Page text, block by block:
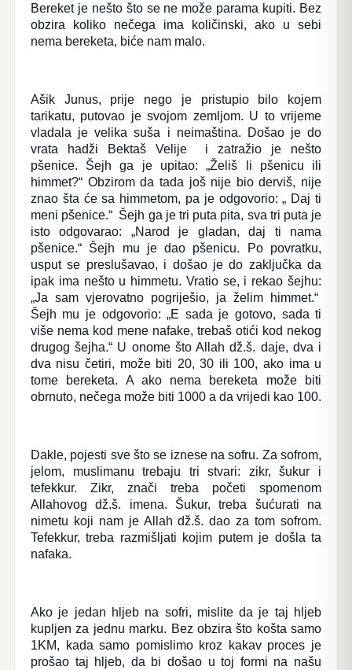
Bereket je nešto što se ne može parama kupiti. Bez
obzira koliko nečega ima količinski, ako u sebi
nema bereketa, biće nam malo.
Ašik Junus, prije nego je pristupio bilo kojem
tarikatu, putovao je svojom zemljom. U to vrijeme
vladala je velika suša i neimaština. Došao je do
vrata hadži Bektaš Velije i zatražio je nešto
pšenice. Šejh ga je upitao: „Želiš li pšenicu ili
himmet?“ Obzirom da tada još nije bio derviš, nije
znao šta će sa himmetom, pa je odgovorio: „ Daj ti
meni pšenice.“ Šejh ga je tri puta pita, sva tri puta je
isto odgovarao: „Narod je gladan, daj ti nama
pšenice.“ Šejh mu je dao pšenicu. Po povratku,
usput se preslušavao, i došao je do zaključka da
ipak ima nešto u himmetu. Vratio se, i rekao šejhu:
„Ja sam vjerovatno pogriješio, ja želim himmet.“
Šejh mu je odgovorio: „E sada je gotovo, sada ti
više nema kod mene nafake, trebaš otići kod nekog
drugog šejha.“ U onome što Allah dž.š. daje, dva i
dva nisu četiri, može biti 20, 30 ili 100, ako ima u
tome bereketa. A ako nema bereketa može biti
obrnuto, nečega može biti 1000 a da vrijedi kao 100.
Dakle, pojesti sve što se iznese na sofru. Za sofrom,
jelom, muslimanu trebaju tri stvari: zikr, šukur i
tefekkur. Zikr, znači treba početi spomenom
Allahovog dž.š. imena. Šukur, treba šućurati na
nimetu koji nam je Allah dž.š. dao za tom sofrom.
Tefekkur, treba razmišljati kojim putem je došla ta
nafaka.
Ako je jedan hljeb na sofri, mislite da je taj hljeb
kupljen za jednu marku. Bez obzira što košta samo
1KM, kada samo pomislimo kroz kakav proces je
prošao taj hljeb, da bi došao u toj formi na našu